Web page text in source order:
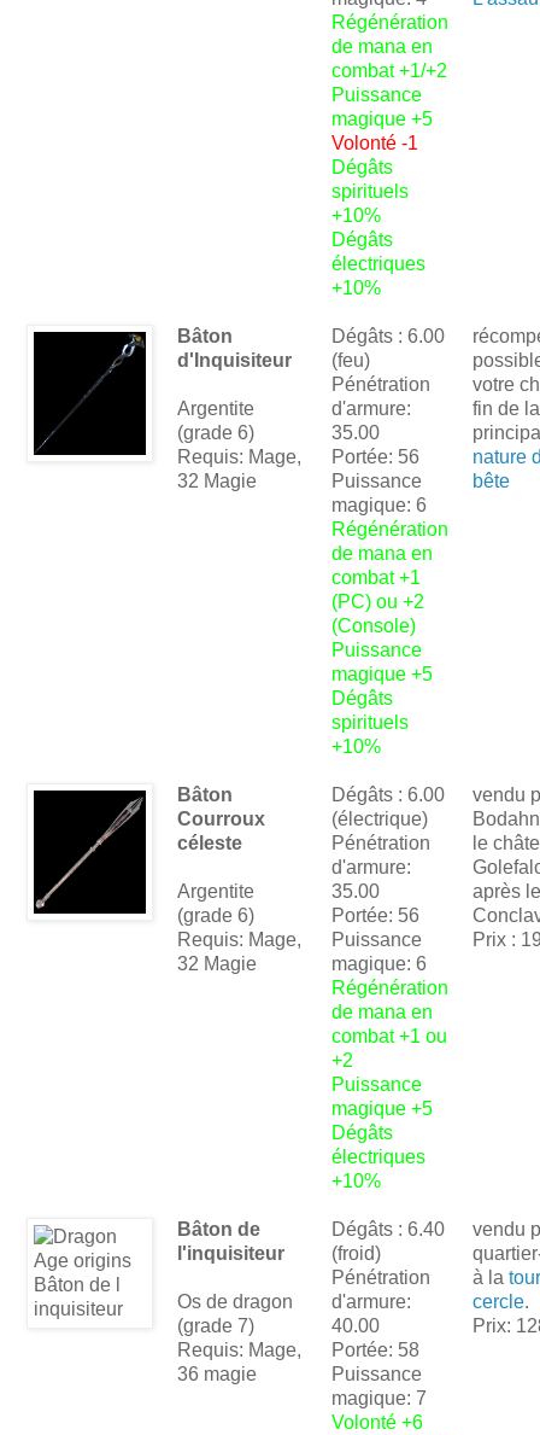
Régénération
de mana en
combat +1/+2
Puissance
magique +5
Volonté -1
Dégâts
spirituels
+10%
Dégâts
électriques
+10%
Bâton
d'Inquisiteur
Argentite
(grade 6)
Requis: Mage,
32 Magie
Dégâts : 6.00
(feu)
Pénétration
d'armure:
35.00
Portée: 56
Puissance
magique: 6
Régénération
de mana en
combat +1
(PC) ou +2
(Console)
Puissance
magique +5
Dégâts
spirituels
+10%
votre
fin de
nature
bête
Bâton
Courroux
céleste
Argentite
(grade 6)
Requis: Mage,
32 Magie
Dégâts : 6.00
(électrique)
Pénétration
d'armure:
35.00
Portée: 56
Puissance
magique: 6
Régénération
de mana en
combat +1 ou
+2
Puissance
magique +5
Dégâts
électriques
+10%
vendu
le
après le
Prix :
Bâton de
l'inquisiteur
Os de dragon
(grade 7)
Requis: Mage,
36 magie
Dégâts : 6.40
(froid)
Pénétration
d'armure:
40.00
Portée: 58
Puissance
magique: 7
Volonté +6
vendu
à la
cercle.
Prix: